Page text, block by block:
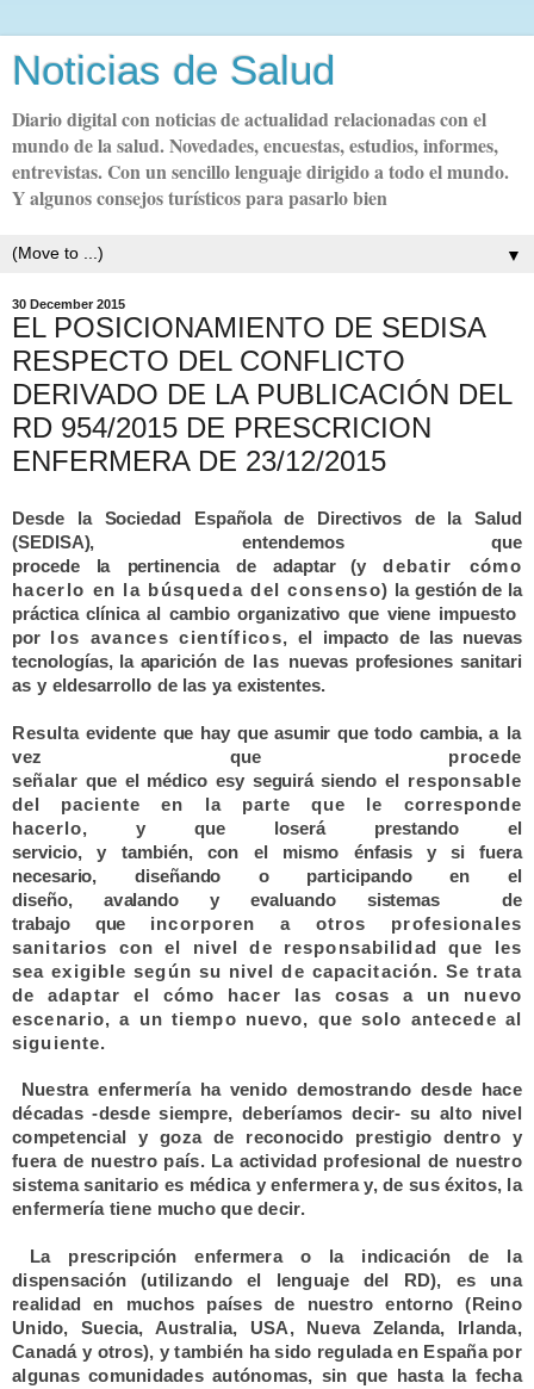
Noticias de Salud
Diario digital con noticias de actualidad relacionadas con el
mundo de la salud. Novedades, encuestas, estudios, informes,
entrevistas. Con un sencillo lenguaje dirigido a todo el mundo.
Y algunos consejos turísticos para pasarlo bien
▼
30 December 2015
EL POSICIONAMIENTO DE SEDISA
RESPECTO DEL CONFLICTO
DERIVADO DE LA PUBLICACIÓN DEL
RD 954/2015 DE PRESCRICION
ENFERMERA DE 23/12/2015
Desde la Sociedad Española de Directivos de la Salud
(SEDISA), entendemos que
procede
la pertinencia de adaptar (y
debatir cómo
hacerlo en la búsqueda del consenso)
la gestión de la
práctica c línica al cambio organizativo que viene impuesto
por los avances científicos,el impacto de las nuevas
tecno ogías, a aparición de las nuevas profesiones sanitari
as y eldesarro o de las ya existentes.
Resulta evidente que hay que asumir que todo cambia,a la
vez
que procede
señalarque el médico esy seguirá siendo el responsable
del paciente en la parte que le corresponde
hacerlo, y que loserá prestando
el
servicio, y también, con el mismo énfasisy si fuera
necesario, diseñando o participando en el
diseño, avalando y evaluando sistemas de
trabajo que incorporen a otros profesionales
sanitarios con el nivel de responsabilidad que les
sea exigible según su nivel de capacitación. Se trata
de adaptar el cómo hacer las cosas a un nuevo
escenario, a un tiempo nuevo, que solo antecede al
siguiente.
Nuestra enfermería ha venido demostrando desde hace
décadas -desde siempre, deberíamos decir- su alto nivel
competencial y goza de reconocido prestigio dentro y
fuera de nuestro país. La actividad profesional de nuestro
sistema sanitario es médica y enfermera y, de sus éxitos, la
enfermería tiene mucho que decir.
La prescripción enfermera o la indicación de la
dispensación (utilizando el lenguaje del RD), es una
realidad en muchos países de nuestro entorno (Reino
Unido, Suecia, Australia, USA, Nueva Zelanda, Irlanda,
Canadá y otros), y también ha sido regulada en España por
algunas comunidades autónomas, sin que hasta la fecha